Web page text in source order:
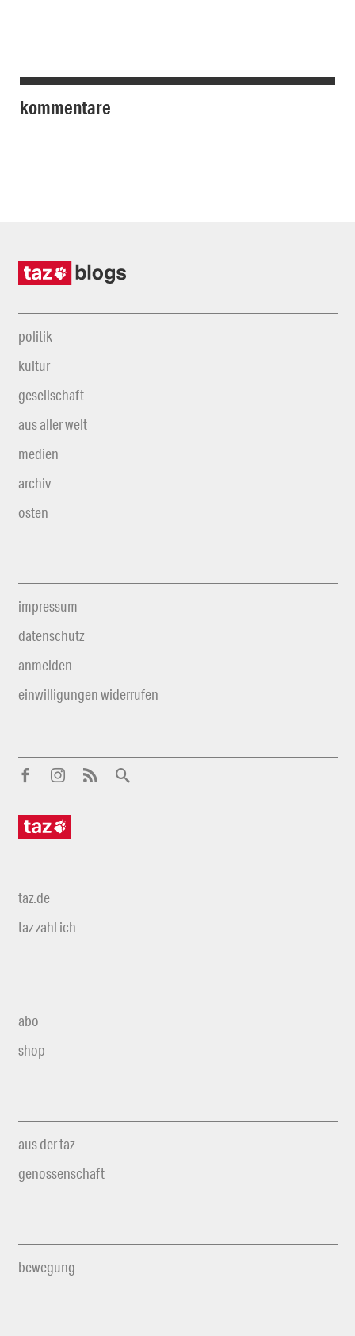
kommentare
politik
kultur
gesellschaft
aus aller welt
medien
archiv
osten
impressum
datenschutz
anmelden
einwilligungen widerrufen
taz.de
taz zahl ich
abo
shop
aus der taz
genossenschaft
bewegung